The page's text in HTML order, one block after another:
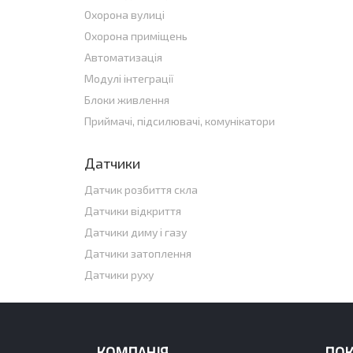
Охорона вулиці
Охорона приміщень
Автоматизація
Модулі інтеграції
Блоки живлення
Приймачі, підсилювачі, комунікатори
Датчики
Датчик розбиття скла
Датчики відкриття
Датчики диму і газу
Датчики затоплення
Датчики руху